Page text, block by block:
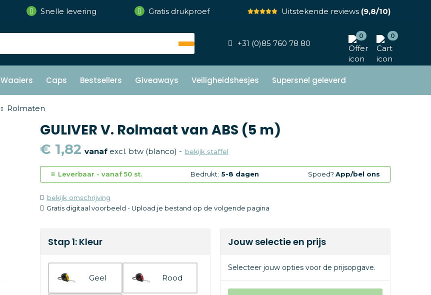
Snelle levering Gratis drukproef Uitstekende reviews(9,8/10)
+31 (0)85 760 78 80
0 0
Waaiers Caps Bestsellers Giveaways Veiligheidshesjes Supersnel geleverd
Rolmaten
GULIVER V. Rolmaat van ABS (5 m)
€ 1,82 vanafexcl. btw (blanco) - bekijk staffel
Leverbaar - vanaf 50 st. Bedrukt: 5-8 dagen Spoed? App/bel ons
bekijk omschrijving
Gratis digitaal voorbeeld - Upload je bestand op de volgende pagina
Stap 1: Kleur
Geel Rood
Jouw selectie en prijs
Selecteer jouw opties voor de prijsopgave.